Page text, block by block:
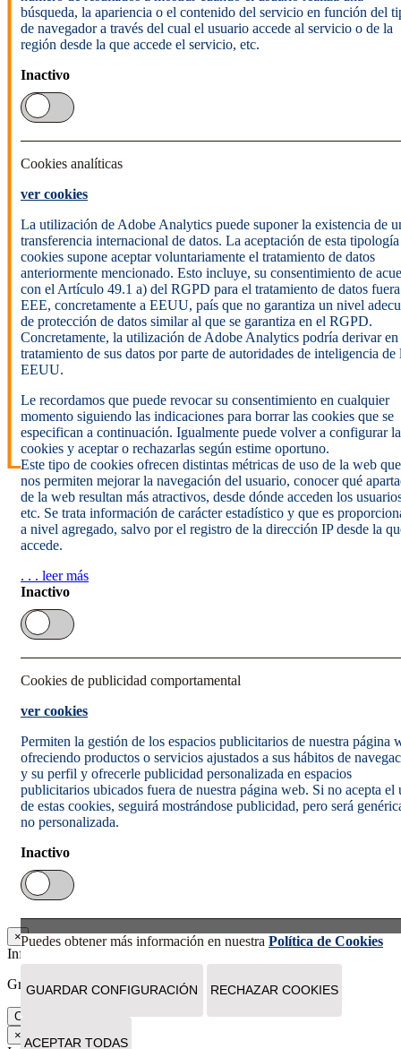
×
Información
Gracias. Tu suscripción se ha realizado correctamente.
Cerrar
×
búsqueda, la apariencia o el contenido del servicio en función del
de navegador a través del cual el usuario accede al servicio o de la
región desde la que accede el servicio, etc.
Inactivo
Cookies analíticas
ver cookies
La utilización de Adobe Analytics puede suponer la existencia de
transferencia internacional de datos. La aceptación de esta
cookies supone aceptar voluntariamente el tratamiento de datos
anteriormente mencionado. Esto incluye, su consentimiento de
con el Artículo 49.1 a) del RGPD para el tratamiento de datos
EEE, concretamente a EEUU, país que no garantiza un nivel
de protección de datos similar al que se garantiza en el RGPD.
Concretamente, la utilización de Adobe Analytics podría derivar en
tratamiento de sus datos por parte de autoridades de inteligencia de
EEUU.
Le recordamos que puede revocar su consentimiento en cualquier
momento siguiendo las indicaciones para borrar las cookies que se
especifican a continuación. Igualmente puede volver a configurar
cookies y aceptar o rechazarlas según estime oportuno.
Este tipo de cookies ofrecen distintas métricas de uso de la web que
nos permiten mejorar la navegación del usuario, conocer qué
de la web resultan más atractivos, desde dónde acceden los
etc. Se trata información de carácter estadístico y que es
a nivel agregado, salvo por el registro de la dirección IP desde la
accede.
. . . leer más
Inactivo
Cookies de publicidad comportamental
ver cookies
Permiten la gestión de los espacios publicitarios de nuestra página
ofreciendo productos o servicios ajustados a sus hábitos de
y su perfil y ofrecerle publicidad personalizada en espacios
publicitarios ubicados fuera de nuestra página web. Si no acepta el
de estas cookies, seguirá mostrándose publicidad, pero será
no personalizada.
Inactivo
Puedes obtener más información en nuestra Política de Cookies
GUARDAR CONFIGURACIÓN RECHAZAR COOKIES
ACEPTAR TODAS